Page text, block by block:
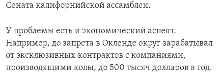
Сената калифорнийской ассамблеи.
У проблемы есть и экономический аспект.
Например, до запрета в Окленде округ зарабатывал
от эксклюзивных контрактов с компаниями,
производящими колы, до 500 тысяч долларов в год.